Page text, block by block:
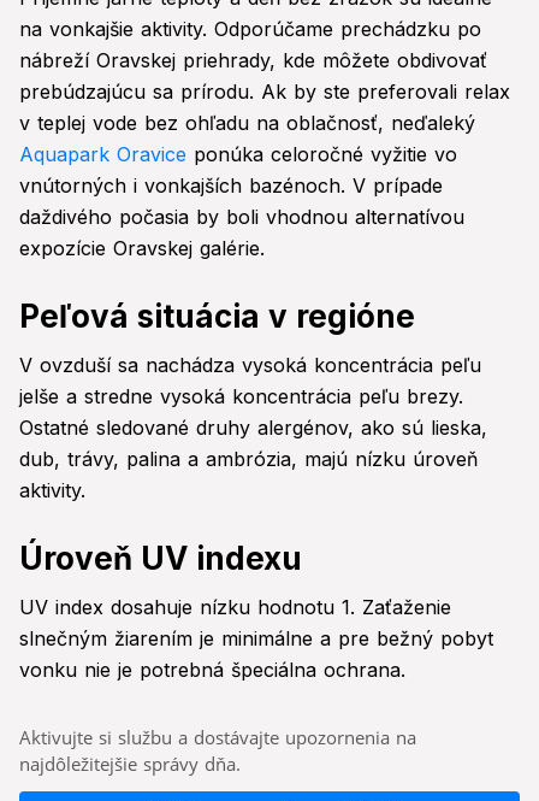
na vonkajšie aktivity. Odporúčame prechádzku po
nábreží Oravskej priehrady, kde môžete obdivovať
prebúdzajúcu sa prírodu. Ak by ste preferovali relax
v teplej vode bez ohľadu na oblačnosť, neďaleký
Aquapark Oravice ponúka celoročné vyžitie vo
vnútorných i vonkajších bazénoch. V prípade
daždivého počasia by boli vhodnou alternatívou
expozície Oravskej galérie.
Peľová situácia v regióne
V ovzduší sa nachádza vysoká koncentrácia peľu
jelše a stredne vysoká koncentrácia peľu brezy.
Ostatné sledované druhy alergénov, ako sú lieska,
dub, trávy, palina a ambrózia, majú nízku úroveň
aktivity.
Úroveň UV indexu
UV index dosahuje nízku hodnotu 1. Zaťaženie
slnečným žiarením je minimálne a pre bežný pobyt
vonku nie je potrebná špeciálna ochrana.
Aktivujte si službu a dostávajte upozornenia na
najdôležitejšie správy dňa.